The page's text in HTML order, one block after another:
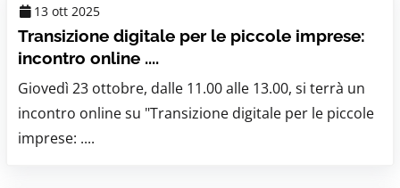
13 ott 2025
Transizione digitale per le piccole imprese:
incontro online ....
Giovedì 23 ottobre, dalle 11.00 alle 13.00, si terrà un
incontro online su "Transizione digitale per le piccole
imprese: ....